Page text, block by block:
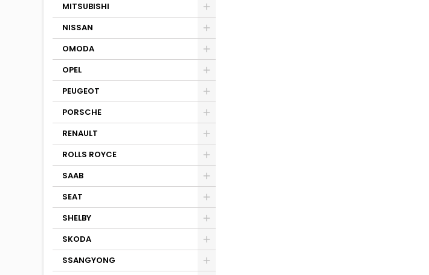
MITSUBISHI
NISSAN
OMODA
OPEL
PEUGEOT
PORSCHE
RENAULT
ROLLS ROYCE
SAAB
SEAT
SHELBY
SKODA
SSANGYONG